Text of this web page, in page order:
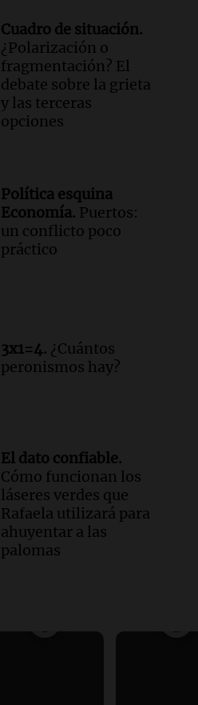
Cuadro de situación.
¿Polarización o
fragmentación? El
debate sobre la grieta
y las terceras
opciones
Política esquina
Economía. Puertos:
un conflicto poco
práctico
3x1=4. ¿Cuántos
peronismos hay?
El dato confiable.
Cómo funcionan los
láseres verdes que
Rafaela utilizará para
ahuyentar a las
palomas